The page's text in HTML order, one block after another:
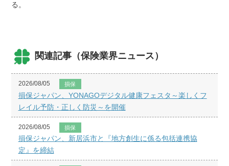
る。
関連記事（保険業界ニュース）
2026/08/05 損保
損保ジャパン、YONAGOデジタル健康フェスタ～楽しくフ
レイル予防・正しく防災～を開催
2026/08/05 損保
損保ジャパン、新居浜市と『地方創生に係る包括連携協
定』を締結